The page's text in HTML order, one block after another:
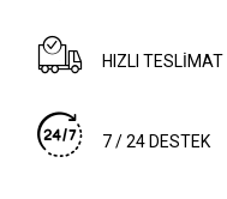
HIZLI TESLİMAT
7 / 24 DESTEK